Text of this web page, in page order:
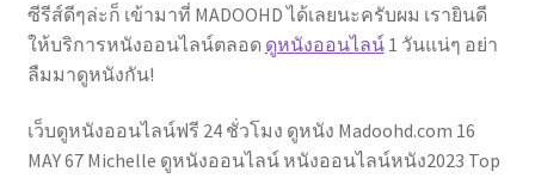
ซีรีส์ดีๆล่ะก็ เข้ามาที่ MADOOHD ได้เลยนะครับผม เรายินดี
ให้บริการหนังออนไลน์ตลอด ดูหนังออนไลน์1 วันแน่ๆ อย่า
ลืมมาดูหนังกัน!
เว็บดูหนังออนไลน์ฟรี 24 ชั่วโมง ดูหนัง Madoohd.com 16
MAY 67 Michelle ดูหนังออนไลน์ หนังออนไลน์หนัง2023 Top